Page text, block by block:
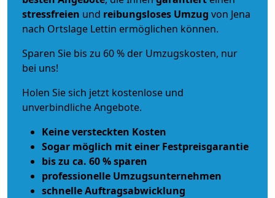
stressfreien und reibungsloses Umzug von Jena
nach Ortslage Lettin ermöglichen können.
Sparen Sie bis zu 60 % der Umzugskosten, nur
bei uns!
Holen Sie sich jetzt kostenlose und
unverbindliche Angebote.
Keine versteckten Kosten
Sogar möglich mit einer Festpreisgarantie
bis zu ca. 60 % sparen
professionelle Umzugsunternehmen
schnelle Auftragsabwicklung